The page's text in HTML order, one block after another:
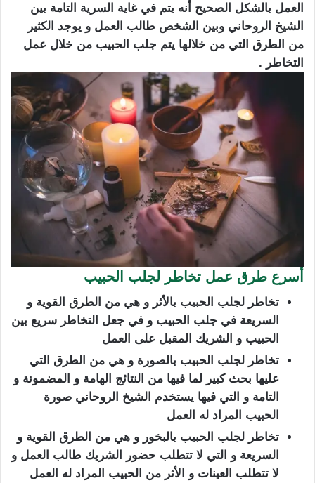
العمل بالشكل الصحيح أنه يتم في غاية السرية التامة بين
الشيخ الروحاني وبين الشخص طالب العمل و يوجد الكثير
من الطرق التي من خلالها يتم جلب الحبيب من خلال عمل
التخاطر .
أسرع طرق عمل تخاطر لجلب الحبيب
تخاطر لجلب الحبيب بالأثر و هي من الطرق القوية و
السريعة في جلب الحبيب و في جعل التخاطر سريع بين
الحبيب و الشريك المقبل على العمل
تخاطر لجلب الحبيب بالصورة و هي من الطرق التي
عليها بحث كبير لما فيها من النتائج الهامة و المضمونة و
التامة و التي فيها يستخدم الشيخ الروحاني صورة
الحبيب المراد له العمل
تخاطر لجلب الحبيب بالبخور و هي من الطرق القوية و
السريعة و التي لا تتطلب حضور الشريك طالب العمل و
لا تتطلب العينات و الأثر من الحبيب المراد له العمل